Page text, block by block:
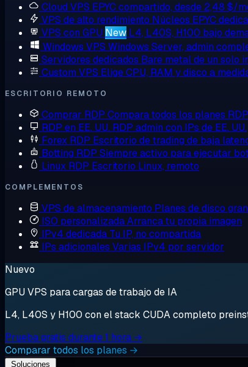
Cloud VPS EPYC compartido, desde 2,48 $/
VPS de alto rendimiento Núcleos EPYC
VPS con GPU New L4, L40S, H100 bajo
Windows VPS Windows Server, admin
Servidores dedicados Bare metal de un solo
Custom VPS Elige CPU, RAM y disco a
ESCRITORIO REMOTO
Comprar RDP Compara todos los planes RDP
RDP en EE. UU. RDP admin con IPs de EE. UU.
Forex RDP Escritorio de trading de baja
Botting RDP Siempre activo para ejecutar
Linux RDP Escritorio Linux, remoto
COMPLEMENTOS
VPS de almacenamiento Planes de disco
ISO personalizadaArranca tu propia imagen
IPv4 dedicada Tu IP, no compartida
IPs adicionales Varias IPv4 por servidor
Nuevo
GPU VPS para cargas de trabajo de IA
L4, L40S y H100 con el stack CUDA completo
Prueba gratis durante 1 hora →
Comparar todos los planes →